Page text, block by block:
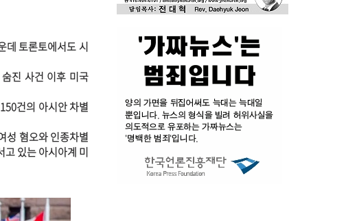
데 토론토에서도 시
진 사건 이후 미국
건의 아시안 차별
성 혐오와 인종차별
고 있는 아시아계 미